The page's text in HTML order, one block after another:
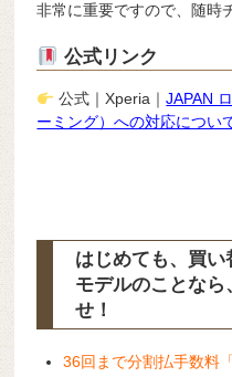
非常に重要ですので、随時
公式リンク
公式｜Xperia｜JAPAN
ーミング）への対応につい
はじめても、買
モデルのことな
せ！
36回まで分割払手数料